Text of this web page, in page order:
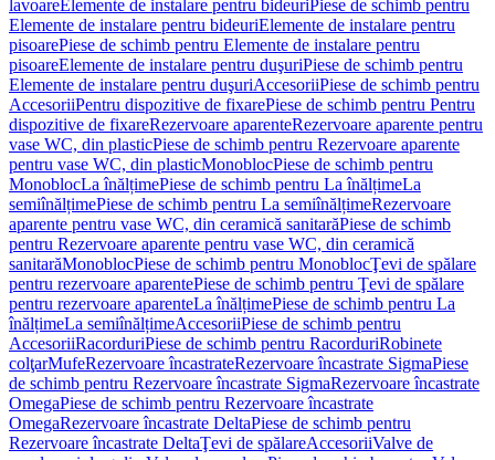
lavoareElemente de instalare pentru bideuriPiese de schimb pentru
Elemente de instalare pentru bideuriElemente de instalare pentru
pisoarePiese de schimb pentru Elemente de instalare pentru
pisoareElemente de instalare pentru duşuriPiese de schimb pentru
Elemente de instalare pentru duşuriAccesoriiPiese de schimb pentru
AccesoriiPentru dispozitive de fixarePiese de schimb pentru Pentru
dispozitive de fixareRezervoare aparenteRezervoare aparente pentru
vase WC, din plasticPiese de schimb pentru Rezervoare aparente
pentru vase WC, din plasticMonoblocPiese de schimb pentru
MonoblocLa înălțimePiese de schimb pentru La înălțimeLa
semiînălțimePiese de schimb pentru La semiînălțimeRezervoare
aparente pentru vase WC, din ceramică sanitarăPiese de schimb
pentru Rezervoare aparente pentru vase WC, din ceramică
sanitarăMonoblocPiese de schimb pentru MonoblocŢevi de spălare
pentru rezervoare aparentePiese de schimb pentru Ţevi de spălare
pentru rezervoare aparenteLa înălțimePiese de schimb pentru La
înălțimeLa semiînălțimeAccesoriiPiese de schimb pentru
AccesoriiRacorduriPiese de schimb pentru RacorduriRobinete
colţarMufeRezervoare încastrateRezervoare încastrate SigmaPiese
de schimb pentru Rezervoare încastrate SigmaRezervoare încastrate
OmegaPiese de schimb pentru Rezervoare încastrate
OmegaRezervoare încastrate DeltaPiese de schimb pentru
Rezervoare încastrate DeltaŢevi de spălareAccesoriiValve de